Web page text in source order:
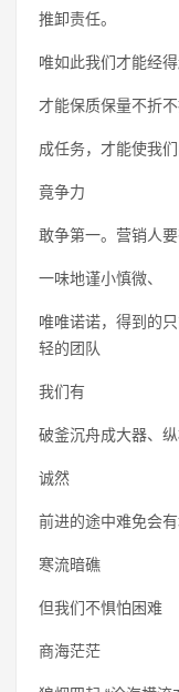
推卸责任。
唯如此我们才能经
才能保质保量不折
成任务，才能使我
竟争力
敢争第一。营销人
一味地谨小慎微、
唯唯诺诺，得到的
轻的团队
我们有
破釜沉舟成大器、
诚然
前进的途中难免会有
寒流暗礁
但我们不惧怕困难
商海茫茫